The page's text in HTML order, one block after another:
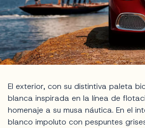
El exterior, con su distintiva paleta
blanca inspirada en la línea de
homenaje a su musa náutica. En el
blanco impoluto con pespuntes